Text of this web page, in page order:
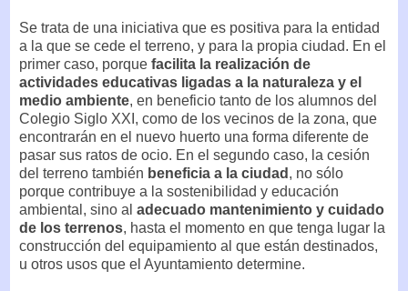
Se trata de una iniciativa que es positiva para la entidad
a la que se cede el terreno, y para la propia ciudad. En el
primer caso, porque facilita la realización de
actividades educativas ligadas a la naturaleza y el
medio ambiente, en beneficio tanto de los alumnos del
Colegio Siglo XXI, como de los vecinos de la zona, que
encontrarán en el nuevo huerto una forma diferente de
pasar sus ratos de ocio. En el segundo caso, la cesión
del terreno también beneficia a la ciudad , no sólo
porque contribuye a la sostenibilidad y educación
ambiental, sino al adecuado mantenimiento y cuidado
de los terrenos, hasta el momento en que tenga lugar la
construcción del equipamiento al que están destinados,
u otros usos que el Ayuntamiento determine.